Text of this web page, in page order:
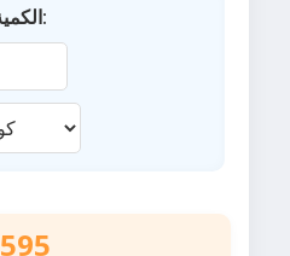
الكمية:
595